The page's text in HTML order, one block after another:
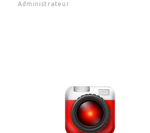
Administrateur